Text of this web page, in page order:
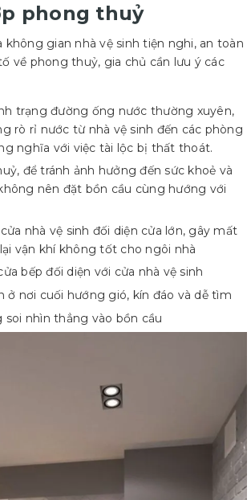
phong thuỷ
không gian nhà vệ sinh tiện nghi, an toàn
về phong thuỷ, gia chủ cần lưu ý các
trạng đường ống nước thường xuyên,
rò rỉ nước từ nhà vệ sinh đến các phòng
nghĩa với việc tài lộc bị thất thoát.
để tránh ảnh hưởng đến sức khoẻ và
nên đặt bồn cầu cùng hướng với
nhà vệ sinh đối diện cửa lớn, gây mất
vận khí không tốt cho ngôi nhà
bếp đối diện với cửa nhà vệ sinh
ở nơi cuối hướng gió, kín đáo và dễ tìm
soi nhìn thẳng vào bồn cầu